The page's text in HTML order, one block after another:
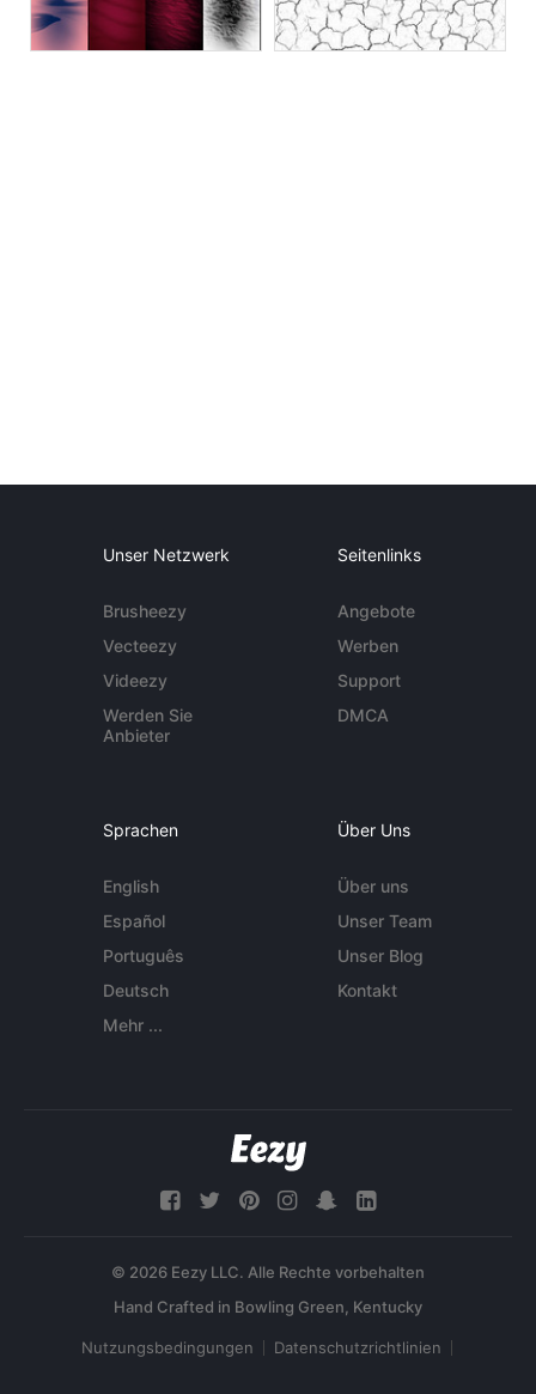
Unser Netzwerk
Brusheezy
Vecteezy
Videezy
Werden Sie
Anbieter
Seitenlinks
Angebote
Werben
Support
DMCA
Sprachen
English
Español
Português
Deutsch
Mehr ...
Über Uns
Über uns
Unser Team
Unser Blog
Kontakt
© 2026 Eezy LLC. Alle Rechte vorbehalten
Nutzungsbedingungen Datenschutzrichtlinien